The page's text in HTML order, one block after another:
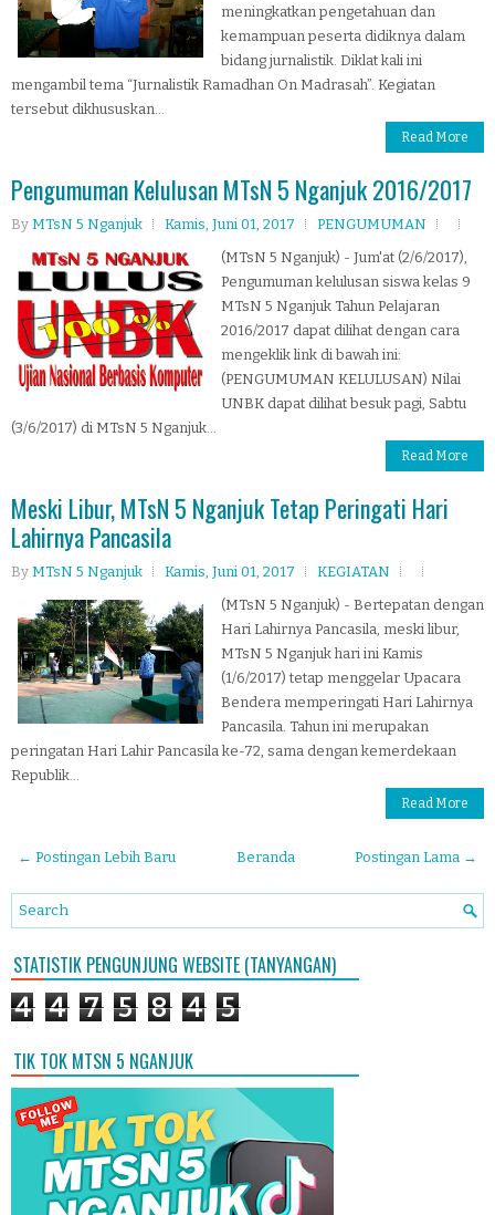
meningkatkan pengetahuan dan
kemampuan peserta didiknya dalam
bidang jurnalistik. Diklat kali ini
mengambil tema “Jurnalistik Ramadhan On Madrasah”. Kegiatan
tersebut dikhususkan...
Read More
Pengumuman Kelulusan MTsN 5 Nganjuk 2016/2017
By MTsN 5 Nganjuk Kamis, Juni 01, 2017
PENGUMUMAN
(MTsN 5 Nganjuk) - Jum'at (2/6/2017),
Pengumuman kelulusan siswa kelas 9
MTsN 5 Nganjuk Tahun Pelajaran
2016/2017 dapat dilihat dengan cara
mengeklik link di bawah ini:
(PENGUMUMAN KELULUSAN) Nilai
UNBK dapat dilihat besuk pagi, Sabtu
(3/6/2017) di MTsN 5 Nganjuk...
Read More
Meski Libur, MTsN 5 Nganjuk Tetap Peringati Hari
Lahirnya Pancasila
By MTsN 5 Nganjuk Kamis, Juni 01, 2017
KEGIATAN
(MTsN 5 Nganjuk) - Bertepatan dengan
Hari Lahirnya Pancasila, meski libur,
MTsN 5 Nganjuk hari ini Kamis
(1/6/2017) tetap menggelar Upacara
Bendera memperingati Hari Lahirnya
Pancasila. Tahun ini merupakan
peringatan Hari Lahir Pancasila ke-72, sama dengan kemerdekaan
Republik...
Read More
← Postingan Lebih Baru Postingan Lama →
Beranda
STATISTIK PENGUNJUNG WEBSITE (TANYANGAN)
4 4 7 5 8 4 5
TIK TOK MTSN 5 NGANJUK